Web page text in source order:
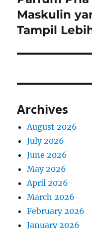
post:
Maskulin
Tampil
Archives
August 2026
July 2026
June 2026
May 2026
April 2026
March 2026
February 2026
January 2026